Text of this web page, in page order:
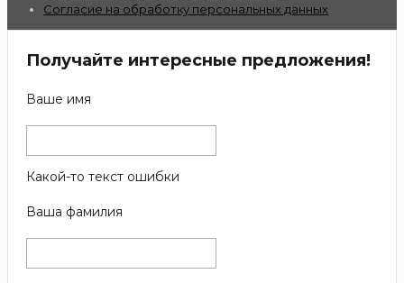
Согласие на обработку персональных данных
Получайте интересные предложения!
Ваше имя
Какой-то текст ошибки
Ваша фамилия